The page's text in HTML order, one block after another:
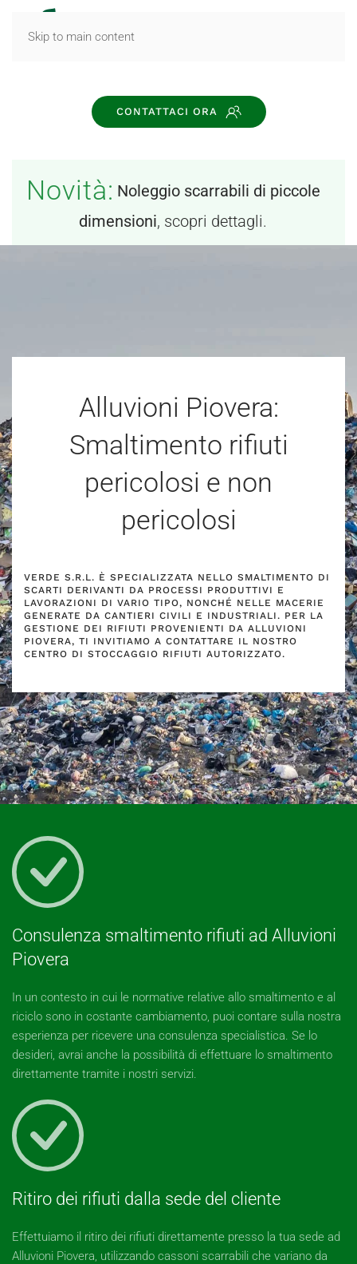
Skip to main content
CONTATTACI ORA
Novità: Noleggio scarrabili di piccole
dimensioni, scopri dettagli.
Alluvioni Piovera:
Smaltimento rifiuti
pericolosi e non
pericolosi
VERDE S.R.L. È SPECIALIZZATA NELLO SMALTIMENTO DI
SCARTI DERIVANTI DA PROCESSI PRODUTTIVI E
LAVORAZIONI DI VARIO TIPO, NONCHÉ NELLE MACERIE
GENERATE DA CANTIERI CIVILI E INDUSTRIALI. PER LA
GESTIONE DEI RIFIUTI PROVENIENTI DA ALLUVIONI
PIOVERA, TI INVITIAMO A CONTATTARE IL NOSTRO
CENTRO DI STOCCAGGIO RIFIUTI AUTORIZZATO.
Consulenza smaltimento rifiuti ad Alluvioni
Piovera
In un contesto in cui le normative relative allo smaltimento e al
riciclo sono in costante cambiamento, puoi contare sulla nostra
esperienza per ricevere una consulenza specialistica. Se lo
desideri, avrai anche la possibilità di effettuare lo smaltimento
direttamente tramite i nostri servizi.
Ritiro dei rifiuti dalla sede del cliente
Effettuiamo il ritiro dei rifiuti direttamente presso la tua sede ad
Alluvioni Piovera, utilizzando cassoni scarrabili che variano da